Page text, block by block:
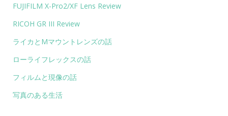
FUJIFILM X-Pro2/XF Lens Review
RICOH GR III Review
ライカとMマウントレンズの話
ローライフレックスの話
フィルムと現像の話
写真のある生活